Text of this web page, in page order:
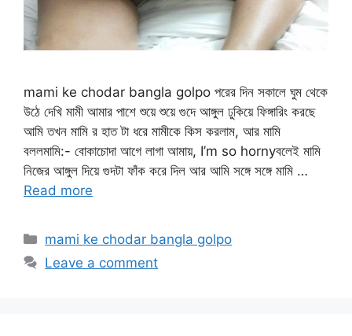
mami ke chodar bangla golpo পরের দিন সকালে ঘুম থেকে
উঠে দেখি মামী আমার পাশে শুয়ে শুয়ে গুদে আঙ্গুল ঢুকিয়ে ফিঙ্গারিং করছে
আমি তখন মামি র হাত টা ধরে মামীকে কিস করলাম, আর মামি
বললমামি:- বোকাচোদা আগে লাগা আমায়, I’m so hornyবলেই মামি
নিজের আঙ্গুল দিয়ে গুদটা ফাঁক করে দিল আর আমি সঙ্গে সঙ্গে মামি …
Read more
Categories
mami ke chodar bangla golpo
Leave a comment